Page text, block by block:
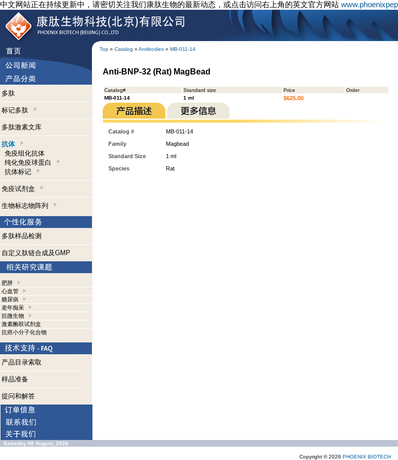
中文网站正在持续更新中，请密切关注我们康肽生物的最新动态，或点击访问右上角的英文官方网站
Top » Catalog » Antibodies » MB-011-14
多肽
标记多肽
多肽激素文库
抗体
免疫组化抗体
纯化免疫球蛋白
抗体标记
免疫试剂盒
生物标志物阵列
多肽样品检测
自定义肽链合成及GMP
肥胖
心血管
糖尿病
老年痴呆
抗微生物
激素酶联试剂盒
抗癌小分子化合物
产品目录索取
样品准备
提问和解答
Anti-BNP-32 (Rat) MagBead
Catalog# Standard size Price
Order
MB-011-14
1 ml $625.00
Catalog #
MB-011-14
Family
Magbead
Standard Size
1 ml
Species
Rat
Saturday 08 August, 2026
Copyright © 2026 PHOENIX BIOTECH